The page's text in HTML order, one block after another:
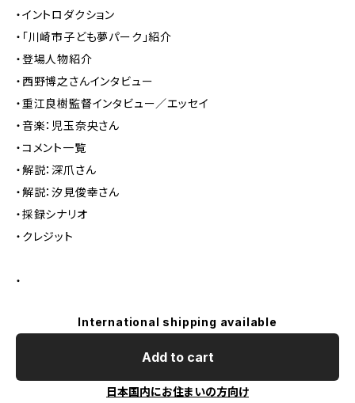
・イントロダクション
・「川崎市子ども夢パーク」紹介
・登場人物紹介
・西野博之さんインタビュー
・重江良樹監督インタビュー／エッセイ
・音楽：児玉奈央さん
・コメント一覧
・解説：深爪さん
・解説：汐見俊幸さん
・採録シナリオ
・クレジット
・
International shipping available
Add to cart
日本国内にお住まいの方向け